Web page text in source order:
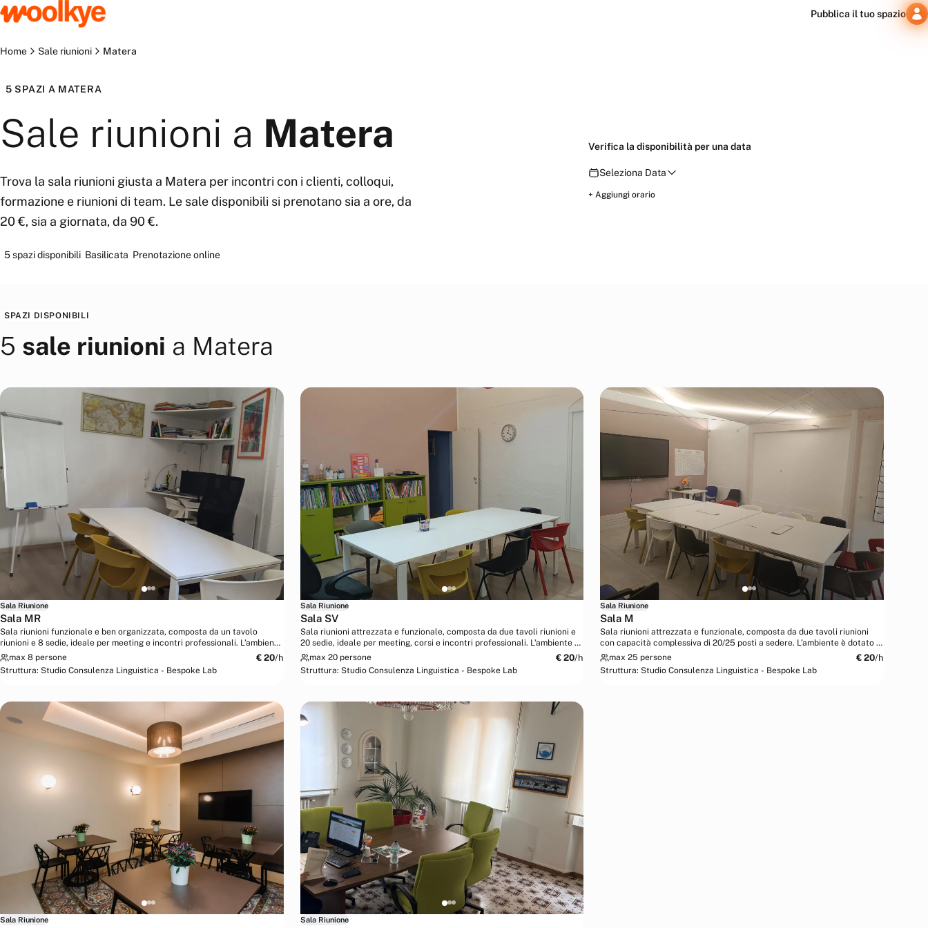
Pubblica il tuo spazio
Home Sale riunioni Matera
5 SPAZI A MATERA
Sale riunioni a Matera
Trova la sala riunioni giusta a Matera per incontri con i clienti, colloqui,
formazione e riunioni di team. Le sale disponibili si prenotano sia a ore, da
20 €, sia a giornata, da 90 €.
5spazi disponibili Basilicata Prenotazione online
Verifica la disponibilità per una data
Seleziona Data
+ Aggiungi orario
SPAZI DISPONIBILI
5 sale riunioni a Matera
Sala Riunione
Sala MR
Sala riunioni funzionale e ben organizzata, composta da un tavolo
riunioni e 8 sedie, ideale per meeting e incontri professionali. L’ambiente
è dotato di...
max 8 persone € 20/h
Struttura: Studio Consulenza Linguistica - Bespoke Lab
Sala Riunione
Sala SV
Sala riunioni attrezzata e funzionale, composta da due tavoli riunioni e
20 sedie, ideale per meeting, corsi e incontri professionali. L’ambiente è
dotato di...
max 20 persone €20/h
Struttura: Studio Consulenza Linguistica - Bespoke Lab
Sala Riunione
Sala M
Sala riunioni attrezzata e funzionale, composta da due tavoli riunioni
con capacità complessiva di 20/25 posti a sedere. L’ambiente è dotato di
stampante...
max 25 persone € 20/h
Struttura: Studio Consulenza Linguistica - Bespoke Lab
Sala Riunione Sala Riunione